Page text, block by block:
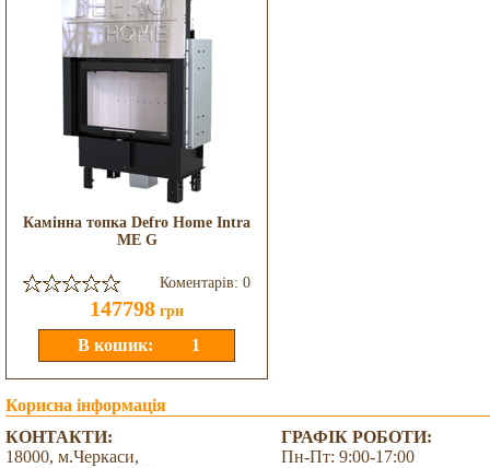
Камінна топка Defro Home Intra
ME G
Коментарів: 0
147798 грн
Корисна інформація
КОНТАКТИ:
18000, м.Черкаси,
ГРАФІК РОБОТИ:
Пн-Пт: 9:00-17:00